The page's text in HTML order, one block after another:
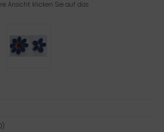
Ansicht klicken Sie auf das